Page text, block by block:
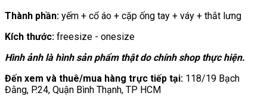
Thành phần: yếm + cổ áo + cặp ống tay + váy + thắt lưng
Kích thước: freesize - onesize
Hình ảnh là hình sản phẩm thật do chính shop thực hiện.
Đến xem và thuê/mua hàng trực tiếp tại: 118/19 Bạch
Đằng, P.24, Quận Bình Thạnh, TP HCM